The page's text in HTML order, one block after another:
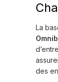
La
des